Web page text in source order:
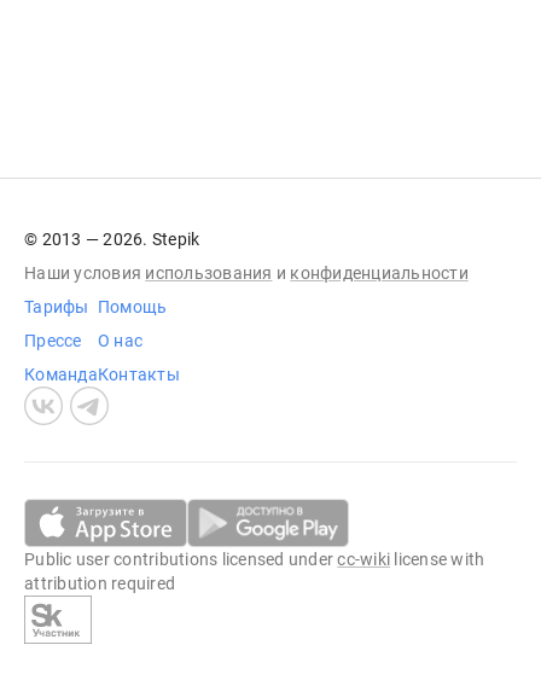
© 2013 — 2026. Stepik
Наши условия использования и конфиденциальности
Тарифы
Прессе
Команда
Помощь
О нас
Контакты
Public user contributions licensed undercc-wiki license with
attribution required